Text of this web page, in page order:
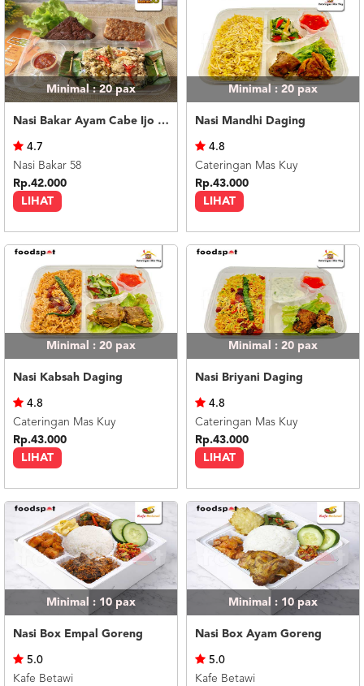
Minimal : 20pax
Nasi Bakar Ayam Cabe Ijo + Tahu Tempe
LIHAT
4.7
Nasi Bakar 58
Rp.42.000
Minimal : 20pax
Nasi Mandhi Daging
LIHAT
4.8
Cateringan Mas Kuy
Rp.43.000
Minimal : 20 pax
Nasi Kabsah Daging
LIHAT
4.8
Cateringan Mas Kuy
Rp.43.000
Minimal : 20 pax
Nasi Briyani Daging
LIHAT
4.8
Cateringan Mas Kuy
Rp.43.000
Minimal : 10 pax
Nasi Box Empal Goreng
5.0
Kafe Betawi
Minimal : 10pax
Nasi Box Ayam Goreng
5.0
Kafe Betawi